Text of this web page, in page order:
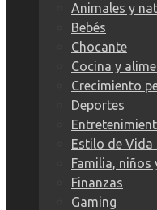
Animales y
Bebés
Chocante
Cocina y
Crecimiento
Deportes
Estilo de Vida
Familia, niños
Finanzas
Gaming